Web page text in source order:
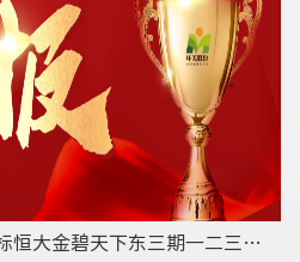
实施能有效改善和提升产业园区的绿化环
城市现代化管理的创新探索和实践路径，
就一幅幅精巧雅致、和谐的“美丽园区”
城市发展更有温度，让园区生活更有品
合。 环美股份作为“全域生态价值管理专
者”为己任的信念，将历史文脉融入绿化
设增绿添色，助力提升园区的整体竞争力
【喜报】环美股份成功中标恒大金碧天下东三期一二三四批次及流转用地剩余园林绿化施工